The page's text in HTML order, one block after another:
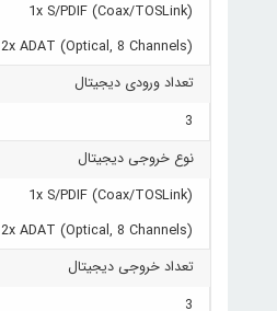
1x S/PDIF (Coax/TOSLink)
2x ADAT (Optical, 8 Channels)
تعداد ورودی دیجیتال
3
نوع خروجی دیجیتال
1x S/PDIF (Coax/TOSLink)
2x ADAT (Optical, 8 Channels)
تعداد خروجی دیجیتال
3